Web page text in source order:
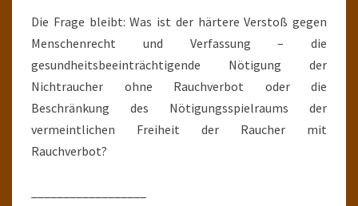
Die Frage bleibt: Was ist der härtere Verstoß gegen
Menschenrecht und Verfassung – die
gesundheitsbeeinträchtigende Nötigung der
Nichtraucher ohne Rauchverbot oder die
Beschränkung des Nötigungsspielraums der
vermeintlichen Freiheit der Raucher mit
Rauchverbot?